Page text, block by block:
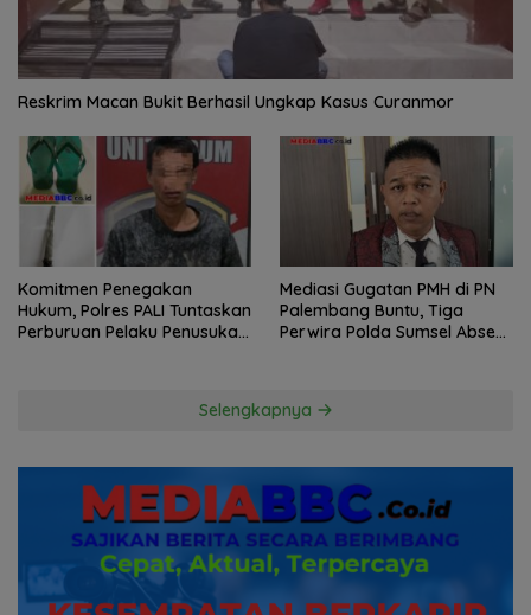
Reskrim Macan Bukit Berhasil Ungkap Kasus Curanmor
Komitmen Penegakan
Hukum, Polres PALI Tuntaskan
Perburuan Pelaku Penusukan
Mediasi Gugatan PMH di PN
Palembang Buntu, Tiga
Perwira Polda Sumsel Absen,
Selengkapnya